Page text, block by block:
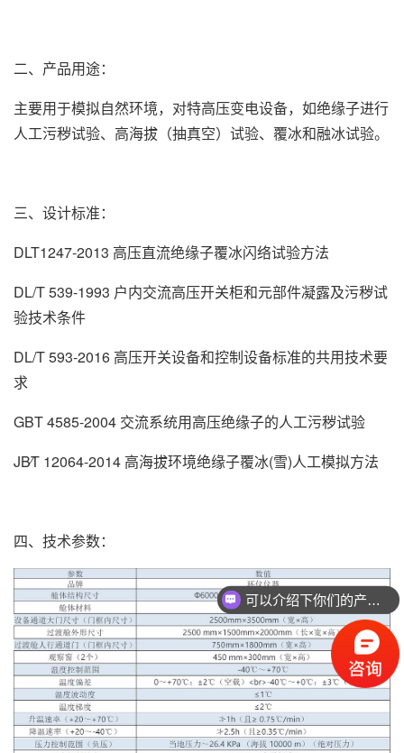
二、产品用途：
主要用于模拟自然环境，对特高压变电设备，如绝缘子进行
人工污秽试验、高海拔（抽真空）试验、覆冰和融冰试验。
三、设计标准：
DLT1247-2013 高压直流绝缘子覆冰闪络试验方法
DL/T 539-1993 户内交流高压开关柜和元部件凝露及污秽试
验技术条件
DL/T 593-2016 高压开关设备和控制设备标准的共用技术要
求
GBT 4585-2004 交流系统用高压绝缘子的人工污秽试验
JB∕T 12064-2014 高海拔环境绝缘子覆冰(雪)人工模拟方法
四、技术参数：